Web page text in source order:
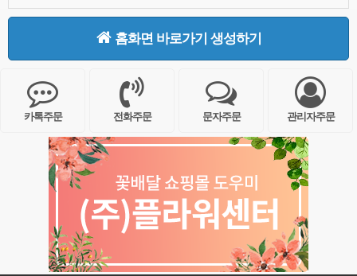
홈화면 바로가기 생성하기
카톡주문 전화주문 문자주문 관리자주문